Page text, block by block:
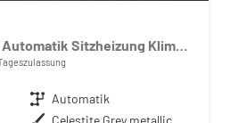
Pure 1.5 Hybrid 116PS Automatik Sitzheizung Klimaautomatik Rückf.Kamera AbstandsTempomat Nebelscheinw. Multifunktionslenkrad Bluetooth Touchscreen Apple CarPlay + Android Auto 2xKeyless
Getriebe Automatik
Außenfarbe Celestite Grey metallic